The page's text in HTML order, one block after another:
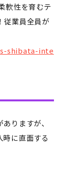
軟性を育むテ
従業員全員が
shibata-inte
りますが、
時に直面する